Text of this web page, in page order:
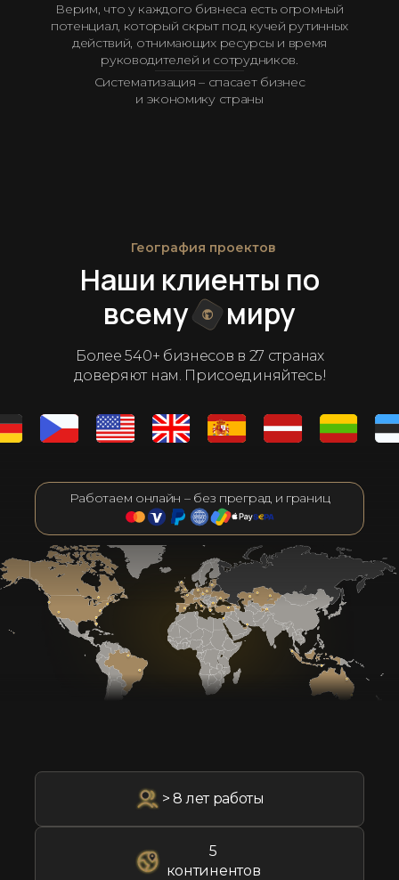
Верим, что у каждого бизнеса есть огромный
потенциал, который скрыт под кучей рутинных
действий, отнимающих ресурсы и время
руководителей и сотрудников.
Систематизация – спасает бизнес
и экономику страны
Более 540+ бизнесов в 27 странах
доверяют нам. Присоединяйтесь!
миру
всему
Наши клиенты по
География проектов
Работаем онлайн – без преград и границ
> 8 лет работы
5
континентов